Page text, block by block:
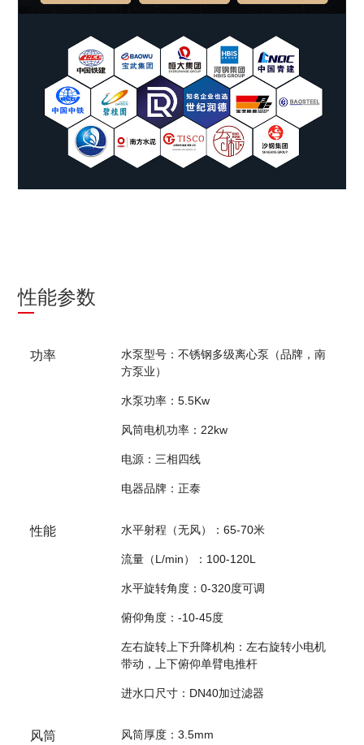
性能参数
功率
水泵型号：不锈钢多级离心泵（品牌，南
方泵业）
水泵功率：5.5Kw
风筒电机功率：22kw
电源：三相四线
电器品牌：正泰
性能 水平射程（无风）：65-70米
流量（L/min）：100-120L
水平旋转角度：0-320度可调
俯仰角度：-10-45度
左右旋转上下升降机构：左右旋转小电机
带动，上下俯仰单臂电推杆
进水口尺寸：DN40加过滤器
风筒 风筒厚度：3.5mm